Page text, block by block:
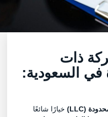
ذات
السعودية:
(LLC)
خيارًا شائعًا